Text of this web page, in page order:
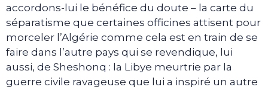
accordons-lui le bénéfice du doute – la carte du
séparatisme que certaines officines attisent pour
morceler l’Algérie comme cela est en train de se
faire dans l’autre pays qui se revendique, lui
aussi, de Sheshonq : la Libye meurtrie par la
guerre civile ravageuse que lui a inspiré un autre